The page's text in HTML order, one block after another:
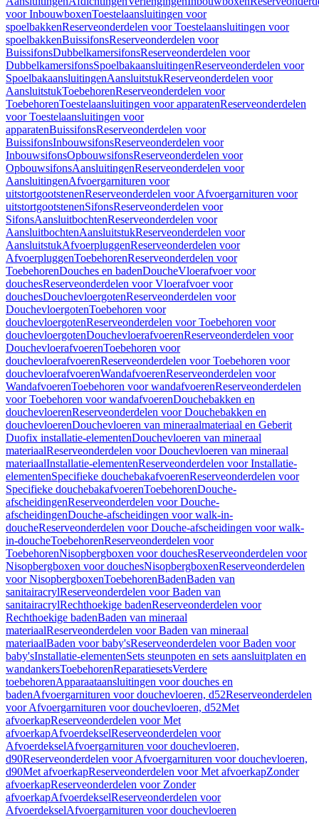
voor InbouwboxenToestelaansluitingen voor
spoelbakkenReserveonderdelen voor Toestelaansluitingen voor
spoelbakkenBuissifonsReserveonderdelen voor
BuissifonsDubbelkamersifonsReserveonderdelen voor
DubbelkamersifonsSpoelbakaansluitingenReserveonderdelen voor
SpoelbakaansluitingenAansluitstukReserveonderdelen voor
AansluitstukToebehorenReserveonderdelen voor
ToebehorenToestelaansluitingen voor apparatenReserveonderdelen
voor Toestelaansluitingen voor
apparatenBuissifonsReserveonderdelen voor
BuissifonsInbouwsifonsReserveonderdelen voor
InbouwsifonsOpbouwsifonsReserveonderdelen voor
OpbouwsifonsAansluitingenReserveonderdelen voor
AansluitingenAfvoergarnituren voor
uitstortgootstenenReserveonderdelen voor Afvoergarnituren voor
uitstortgootstenenSifonsReserveonderdelen voor
SifonsAansluitbochtenReserveonderdelen voor
AansluitbochtenAansluitstukReserveonderdelen voor
AansluitstukAfvoerpluggenReserveonderdelen voor
AfvoerpluggenToebehorenReserveonderdelen voor
ToebehorenDouches en badenDoucheVloerafvoer voor
douchesReserveonderdelen voor Vloerafvoer voor
douchesDouchevloergotenReserveonderdelen voor
DouchevloergotenToebehoren voor
douchevloergotenReserveonderdelen voor Toebehoren voor
douchevloergotenDouchevloerafvoerenReserveonderdelen voor
DouchevloerafvoerenToebehoren voor
douchevloerafvoerenReserveonderdelen voor Toebehoren voor
douchevloerafvoerenWandafvoerenReserveonderdelen voor
WandafvoerenToebehoren voor wandafvoerenReserveonderdelen
voor Toebehoren voor wandafvoerenDouchebakken en
douchevloerenReserveonderdelen voor Douchebakken en
douchevloerenDouchevloeren van mineraalmateriaal en Geberit
Duofix installatie-elementenDouchevloeren van mineraal
materiaalReserveonderdelen voor Douchevloeren van mineraal
materiaalInstallatie-elementenReserveonderdelen voor Installatie-
elementenSpecifieke douchebakafvoerenReserveonderdelen voor
Specifieke douchebakafvoerenToebehorenDouche-
afscheidingenReserveonderdelen voor Douche-
afscheidingenDouche-afscheidingen voor walk-in-
doucheReserveonderdelen voor Douche-afscheidingen voor walk-
in-doucheToebehorenReserveonderdelen voor
ToebehorenNisopbergboxen voor douchesReserveonderdelen voor
Nisopbergboxen voor douchesNisopbergboxenReserveonderdelen
voor NisopbergboxenToebehorenBadenBaden van
sanitairacrylReserveonderdelen voor Baden van
sanitairacrylRechthoekige badenReserveonderdelen voor
Rechthoekige badenBaden van mineraal
materiaalReserveonderdelen voor Baden van mineraal
materiaalBaden voor baby'sReserveonderdelen voor Baden voor
baby'sInstallatie-elementenSets steunpoten en sets aansluitplaten en
wandankersToebehorenReparatiesetsVerdere
toebehorenApparaataansluitingen voor douches en
badenAfvoergarnituren voor douchevloeren, d52Reserveonderdelen
voor Afvoergarnituren voor douchevloeren, d52Met
afvoerkapReserveonderdelen voor Met
afvoerkapAfvoerdekselReserveonderdelen voor
AfvoerdekselAfvoergarnituren voor douchevloeren,
d90Reserveonderdelen voor Afvoergarnituren voor douchevloeren,
d90Met afvoerkapReserveonderdelen voor Met afvoerkapZonder
afvoerkapReserveonderdelen voor Zonder
afvoerkapAfvoerdekselReserveonderdelen voor
AfvoerdekselAfvoergarnituren voor douchevloeren